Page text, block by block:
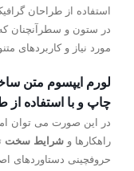
استفاده از طراحان
در ستون و سطرآنچنان
مورد نیاز و کاربردهای
لورم ایپسوم متن
چاپ و با استفاده
در این صورت می توان
راهکارها و شرایط سخت
حروفچینی دستاوردهای